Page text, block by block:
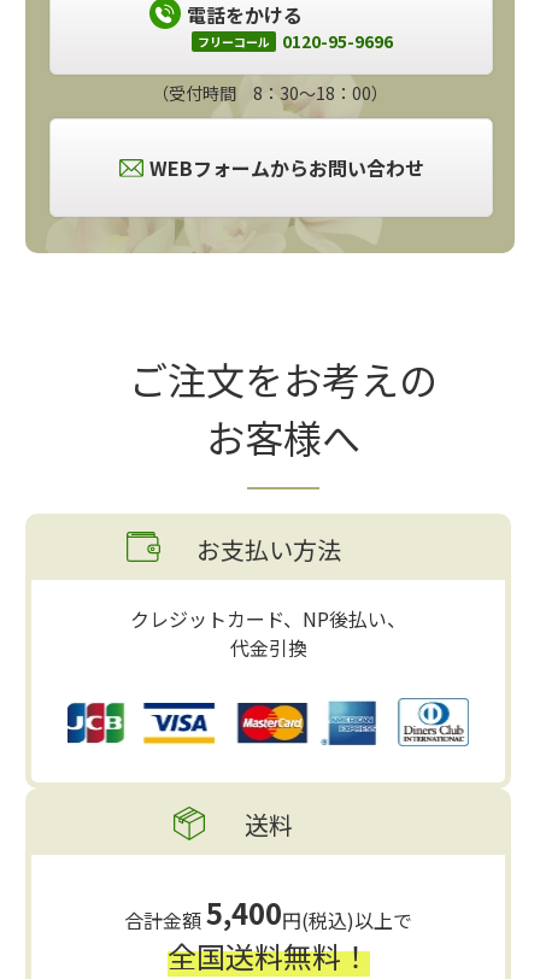
電話をかける
フリーコール 0120-95-9696
（受付時間 8：30～18：00）
WEBフォームからお問い合わせ
ご注文をお考えの
お客様へ
お支払い方法
クレジットカード、NP後払い、
代金引換
送料
合計金額5,400円(税込)以上で
全国送料無料！